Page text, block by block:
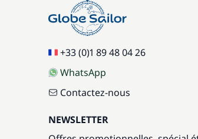
+33 (0)1 89 48 04 26
WhatsApp
Contactez-nous
NEWSLETTER